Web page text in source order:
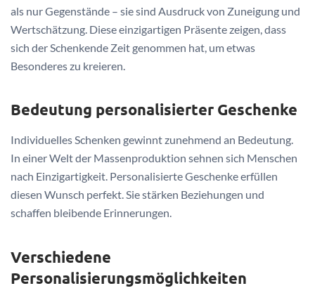
als nur Gegenstände – sie sind Ausdruck von Zuneigung und
Wertschätzung. Diese einzigartigen Präsente zeigen, dass
sich der Schenkende Zeit genommen hat, um etwas
Besonderes zu kreieren.
Bedeutung personalisierter Geschenke
Individuelles Schenken gewinnt zunehmend an Bedeutung.
In einer Welt der Massenproduktion sehnen sich Menschen
nach Einzigartigkeit. Personalisierte Geschenke erfüllen
diesen Wunsch perfekt. Sie stärken Beziehungen und
schaffen bleibende Erinnerungen.
Verschiedene
Personalisierungsmöglichkeiten